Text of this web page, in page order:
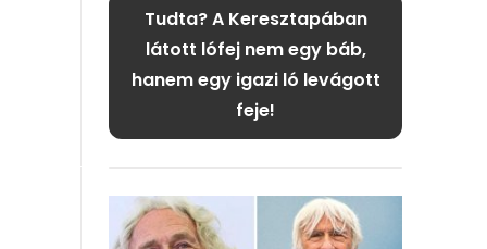
Tudta? A Keresztapában
látott lófej nem egy báb,
hanem egy igazi ló levágott
feje!